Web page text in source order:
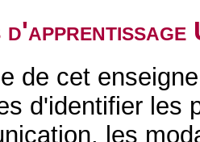
d'apprentissage
de cet
d'identifier les
les